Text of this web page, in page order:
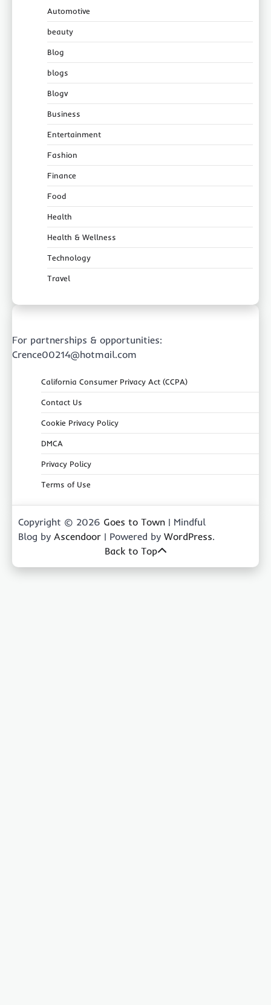
Automotive
beauty
Blog
blogs
Blogv
Business
Entertainment
Fashion
Finance
Food
Health
Health & Wellness
Technology
Travel
For partnerships & opportunities:
Crence00214@hotmail.com
California Consumer Privacy Act (CCPA)
Contact Us
Cookie Privacy Policy
DMCA
Privacy Policy
Terms of Use
Copyright © 2026 Goes to Town | Mindful
Blog by Ascendoor | Powered by WordPress.
Back to Top